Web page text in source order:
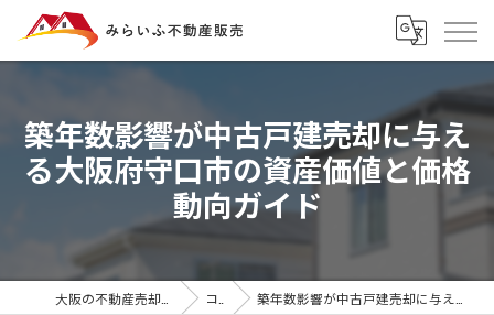
築年数影響が中古戸建売却に与え
る大阪府守口市の資産価値と価格
動向ガイド
コラム 築年数影響が中古戸建売却に与える大阪府守口市の資産価値と価格動向ガイド